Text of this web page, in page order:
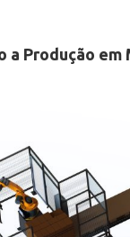
a Produção em